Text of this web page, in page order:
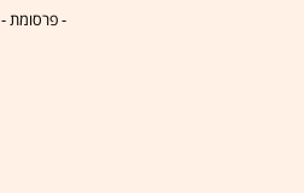
- פרסומת -